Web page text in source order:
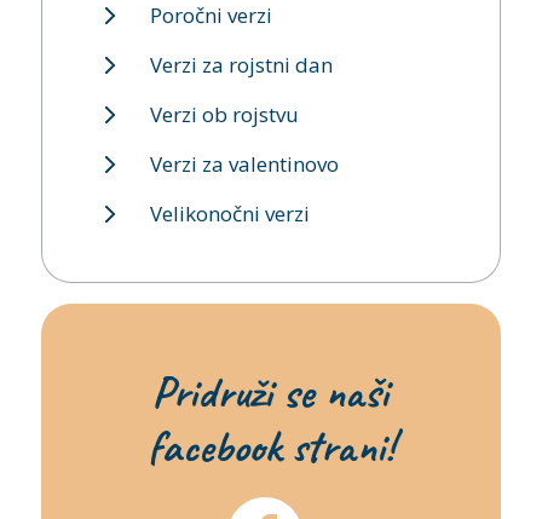
Poročni verzi
Verzi za rojstni dan
Verzi ob rojstvu
Verzi za valentinovo
Velikonočni verzi
Pridruži se naši
facebook strani!